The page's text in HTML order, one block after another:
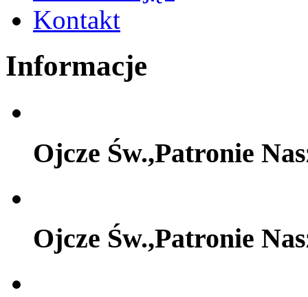
Kontakt
Informacje
Ojcze Św.,Patronie
Ojcze Św.,Patronie